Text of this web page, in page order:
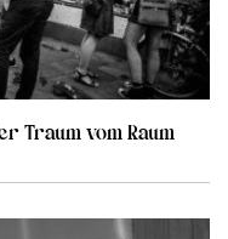
Traum vom Raum